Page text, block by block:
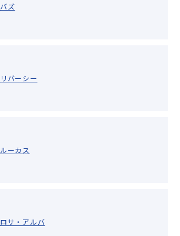
バズ
リバーシー
ルーカス
ロサ・アルバ